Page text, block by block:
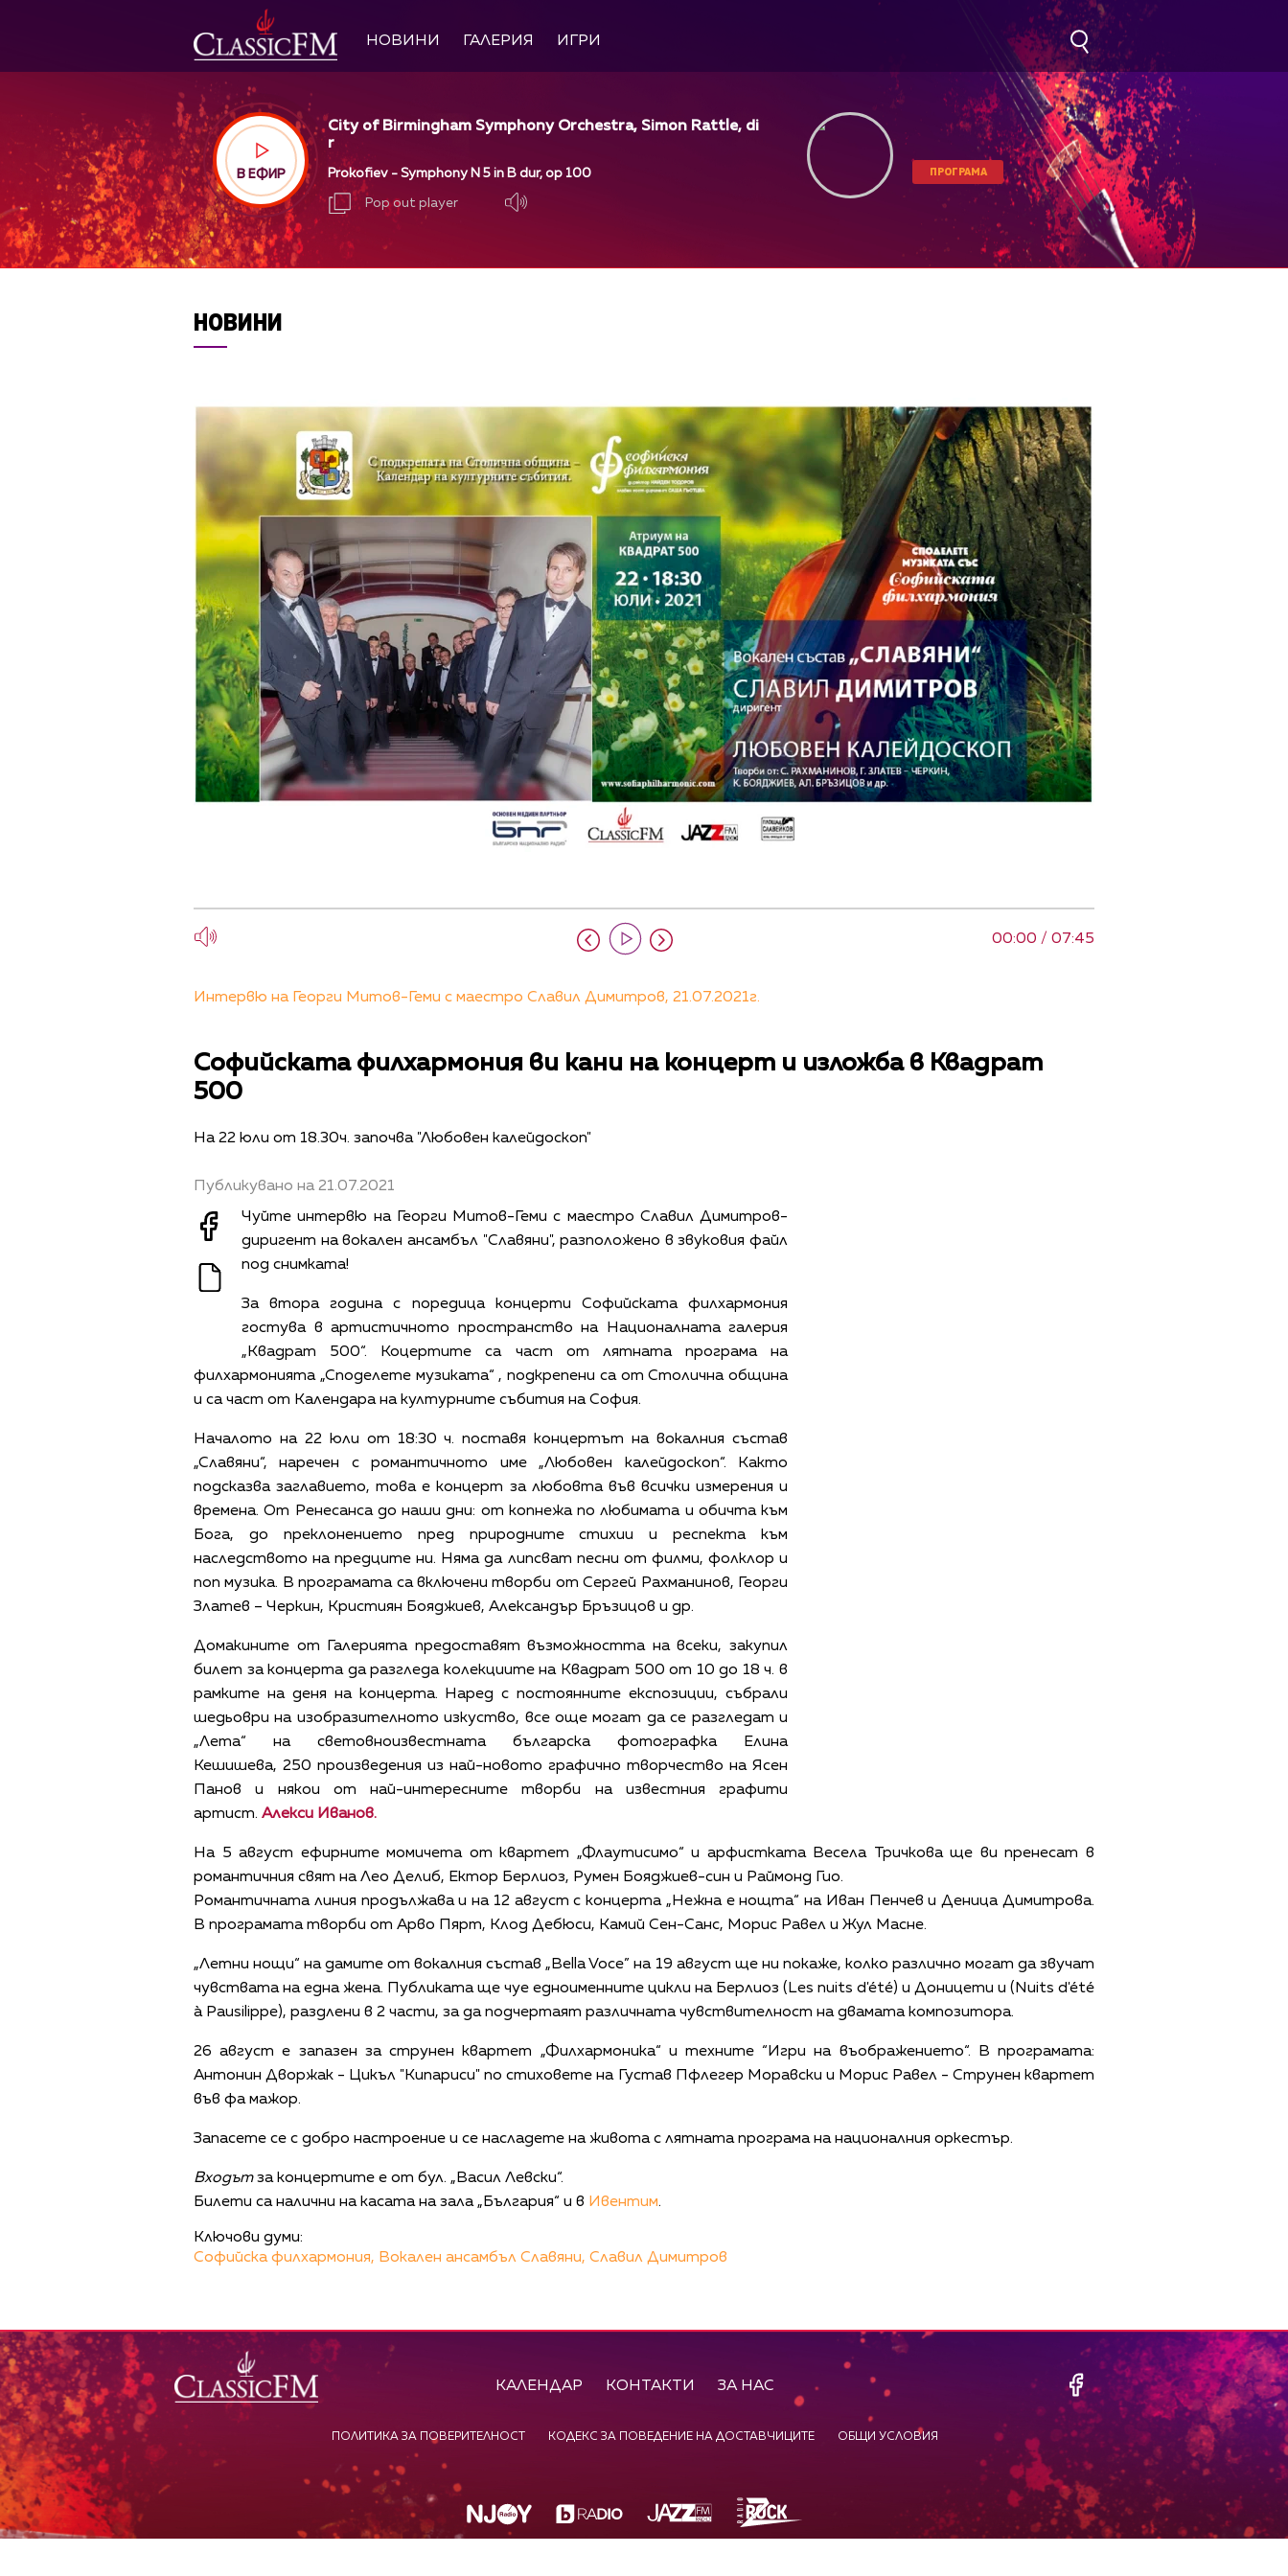
НОВИНИ ГАЛЕРИЯ ИГРИ
В ЕФИР
City of Birmingham Symphony Orchestra, Simon Rattle, di
r
Prokofiev - Symphony N 5 in B dur, op 100
Pop out player
ПРОГРАМА
НОВИНИ
00:00 / 07:45
Интервю на Георги Митов-Геми с маестро Славил Димитров, 21.07.2021г.
Софийската филхармония ви кани на концерт и изложба в Квадрат
500
На 22 юли от 18.30ч. започва "Любовен калейдоскоп"
Публикувано на 21.07.2021
Чуйте интервю на Георги Митов-Геми с маестро Славил Димитров-
диригент на вокален ансамбъл "Славяни", разположено в звуковия файл
под снимката!
За втора годинас поредица концерти Софийската филхармония
гостува в артистичното пространство на Националната галерия
„Квадрат 500“. Коцертите са част от лятната програма на
филхармонията „Споделете музиката“ , подкрепени са от Столична община
и са част от Календара на културните събития на София.
Началото на 22 юли от 18:30 ч.поставя концертът на вокалния състав
„Славяни“, наречен с романтичното име „Любовен калейдоскоп“. Както
подсказва заглавието, това е концерт за любовта във всички измерения и
времена. От Ренесанса до наши дни: от копнежа по любимата и обичта към
Бога, до преклонението пред природните стихии и респекта към
наследството на предците ни. Няма да липсват песни от филми, фолклор и
поп музика. В програмата са включенитворби от Сергей Рахманинов, Георги
Златев – Черкин, Кристиян Бояджиев, Александър Бръзицов и др.
Домакините от Галерията предоставят възможността на всеки, закупил
билет за концерта да разгледа колекциите на Квадрат 500от 10 до 18 ч. в
рамките на деня на концерта. Наред с постоянните експозиции, събрали
шедьоври на изобразителното изкуство, все още могат да се разгледат и
„Лета“ на световноизвестната българска фотографка Елина
Кешишева, 250 произведения из най-новото графично творчество на Ясен
Панови някои от най-интересните творби на известния графити
артист. Алекси Иванов.
На 5 август ефирните момичета от квартет „Флаутисимо“ и арфистката Весела Тричкова ще ви пренесат в
романтичния свят на Лео Делиб, Ектор Берлиоз, Румен Бояджиев-син и Раймонд Гио.
Романтичната линия продължава и на 12 август с концерта „Нежна е нощта“ на Иван Пенчев и Деница Димитрова.
В програмата творби от Арво Пярт, Клод Дебюси, Камий Сен-Санс, Морис Равел и Жул Масне.
„Летни нощи“ на дамите от вокалния състав „Bella Voce” на 19 август ще ни покаже, колко различно могат да звучат
чувствата на една жена. Публиката ще чуе едноименните цикли на Берлиоз (Les nuits d'été) и Доницети и (Nuits d'été
à Pausilippe), раздлени в 2 части, за да подчертаят различната чувствителност на двамата композитора.
26 август е запазен за струнен квартет „Филхармоника“ и техните “Игри на въображението“. В програмата:
Антонин Дворжак - Цикъл "Кипариси" по стиховете на Густав Пфлегер Моравски и Морис Равел - Струнен квартет
във фа мажор.
Запасете се с добро настроение и се насладете на живота с лятната програма на националния оркестър.
Входътза концертите е от бул. „Васил Левски“.
Билети са налични на касата на зала „България“ и в Ивентим.
Ключови думи:
Софийска филхармония, Вокален ансамбъл Славяни, Славил Димитров
КАЛЕНДАР КОНТАКТИ ЗА НАС
ПОЛИТИКА ЗА ПОВЕРИТЕЛНОСТ КОДЕКС ЗА ПОВЕДЕНИЕ НА ДОСТАВЧИЦИТЕ ОБЩИ УСЛОВИЯ